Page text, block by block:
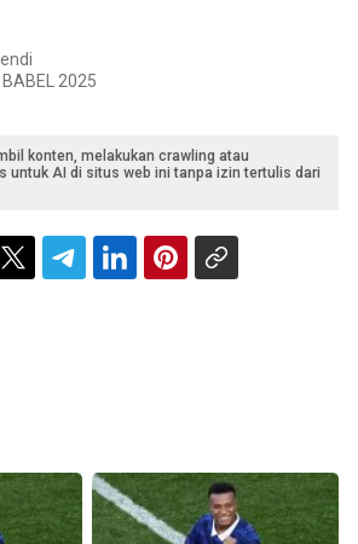
2025
konten, melakukan crawling atau
untuk AI di situs web ini tanpa izin tertulis dari